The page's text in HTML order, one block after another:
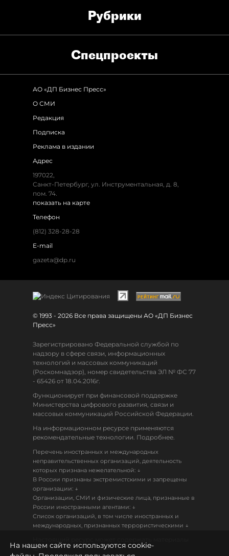
Рубрики
Спец­проекты
АО «ДП Бизнес Пресс»
О СМИ
Редакция
Подписка
Реклама в издании
Адрес
197022,
Санкт-Петербург, ул. Инструментальная, д. 8,
пом. 74.
показать на карте
Телефон
(812) 328-28-28
E-mail
gazeta@dp.ru
© 1993 - 2026 Все права защищены АО «ДП Бизнес
Пресс»
Зарегистрировано Федеральной службой по
надзору в сфере связи, информационных
технологий и массовых коммуникаций
(Роскомнадзор), номер свидетельства ЭЛ № ФС 77
- 65426 от 18.04.2016г.
Функционирует при финансовой поддержке
Министерства цифрового развития, связи и
массовых коммуникаций Российской Федерации.
На информационном ресурсе применяются
рекомендательные технологии. Подробнее.
Перечень иностранных и международных
неправительственных организаций, деятельность
которых признана нежелательной: ↓
В России признаны экстремистскими и запрещены
организации: ↓
Организации, СМИ и физические лица, признанные в
России иностранными агентами: ↓
Список организаций, в том числе иностранных и
международных, признанных террористическими ↓
18+
На нашем сайте используются cookie-